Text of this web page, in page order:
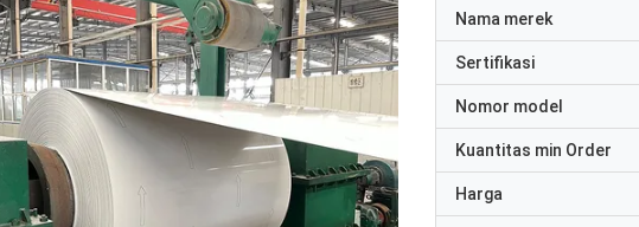
Nama merek
Sertifikasi
Nomor model
Kuantitas min Order
Harga